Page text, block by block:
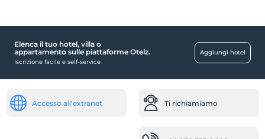
Elenca il tuo hotel, villa o
appartamento sulle piattaforme Otelz.
Iscrizione facile e self-service
Aggiungi hotel
Accesso all'extranet Ti richiamiamo